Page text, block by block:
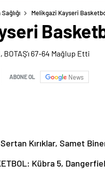
Melikgazi Kayseri
ABONE OL News
Kırıklar, Samet
Kübra 5,